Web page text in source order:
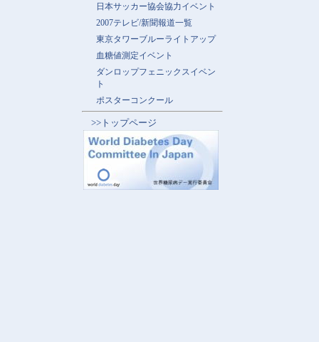
日本サッカー協会協力イベント
2007テレビ/新聞報道一覧
東京タワーブルーライトアップ
血糖値測定イベント
ダンロップフェニックスイベン
ト
ポスターコンクール
>>トップページ